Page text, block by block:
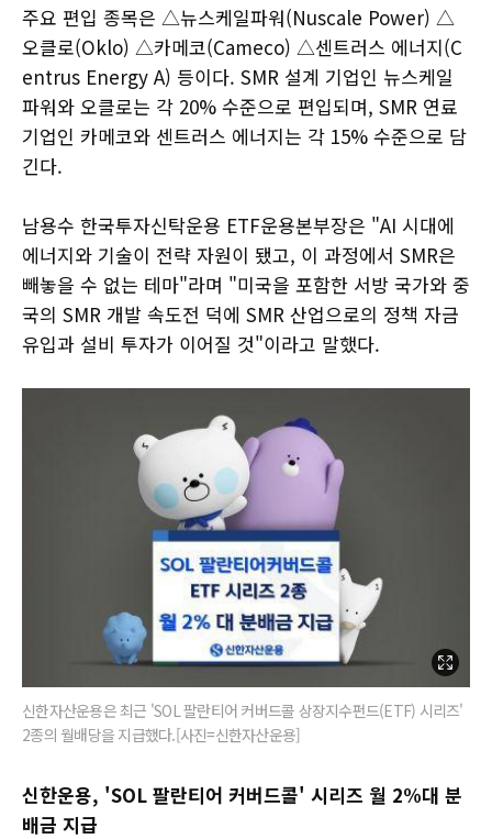
주요 편입 종목은 △뉴스케일파워(Nuscale Power) △
오클로(Oklo) △카메코(Cameco) △센트러스 에너지(C
entrus Energy A) 등이다. SMR 설계 기업인 뉴스케일
파워와 오클로는 각 20% 수준으로 편입되며, SMR 연료
기업인 카메코와 센트러스 에너지는 각 15% 수준으로 담
긴다.
남용수 한국투자신탁운용 ETF운용본부장은 "AI 시대에
에너지와 기술이 전략 자원이 됐고, 이 과정에서 SMR은
빼놓을 수 없는 테마"라며 "미국을 포함한 서방 국가와 중
국의 SMR 개발 속도전 덕에 SMR 산업으로의 정책 자금
유입과 설비 투자가 이어질 것"이라고 말했다.
신한자산운용은 최근 'SOL 팔란티어 커버드콜 상장지수펀드(ETF) 시리즈'
2종의 월배당을 지급했다.[사진=신한자산운용]
신한운용, 'SOL 팔란티어 커버드콜' 시리즈 월 2%대 분
배금 지급